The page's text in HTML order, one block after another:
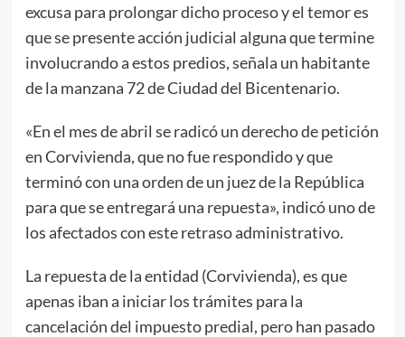
excusa para prolongar dicho proceso y el temor es
que se presente acción judicial alguna que termine
involucrando a estos predios, señala un habitante
de la manzana 72 de Ciudad del Bicentenario.
«En el mes de abril se radicó un derecho de petición
en Corvivienda, que no fue respondido y que
terminó con una orden de un juez de la República
para que se entregará una repuesta», indicó uno de
los afectados con este retraso administrativo.
La repuesta de la entidad (Corvivienda), es que
apenas iban a iniciar los trámites para la
cancelación del impuesto predial, pero han pasado